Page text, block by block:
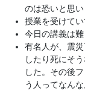
のは恐いと思い
授業を受けて
今日の講義は難
有名人が、震
したり死にそ
した。その後
う人ってなん